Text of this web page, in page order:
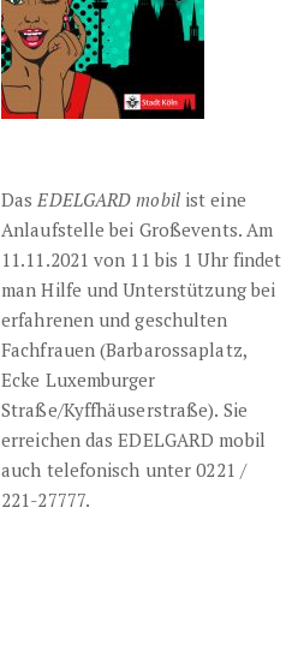
DasEDELGARD mobilist eine
Anlaufstelle bei Großevents. Am
11.11.2021 von 11 bis 1 Uhr findet
man Hilfe und Unterstützung bei
erfahrenen und geschulten
Fachfrauen (Barbarossaplatz,
Ecke Luxemburger
Straße/Kyffhäuserstraße). Sie
erreichen das EDELGARD mobil
auch telefonisch unter 0221 /
221-27777.